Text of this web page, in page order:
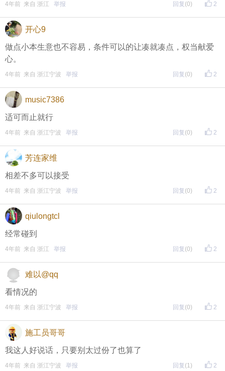
↓ ）
方式一：iOS已经上线，请大家在苹果手机APP Store页
面搜索下载
方式二 ：安卓系统已经上线，请大家在安卓应用市场
东方热线APP新版本功能具体可参见【
全新上线！这些新功能你了解吗？
】指南，点击链接打开，
即可查看https://bbs.cnool.net/10733168.html
• 友情提醒
恶意灌水/答非所问，视为无效
未在规定时间内回复，视为无效
再次提醒
评论主题内容即可领取红包！
期待每晚8点，与您不见不散！
2
4年前 来自 浙江 举报 回复 (0)
开心9
做点小本生意也不容易，条件可以的让凑就凑点，权当献爱
心。
2
4年前 来自 浙江宁波 举报 回复 (0)
music7386
适可而止就行
2
4年前 来自 浙江宁波 举报 回复 (0)
芳连家维
相差不多可以接受
2
4年前 来自 浙江宁波 举报 回复 (0)
qiulongtcl
经常碰到
2
4年前 来自 浙江 举报 回复 (0)
难以@qq
看情况的
2
4年前 来自 浙江宁波 举报 回复 (0)
施工员哥哥
我这人好说话，只要别太过份了也算了
2
4年前 来自 浙江宁波 举报 回复 (1)